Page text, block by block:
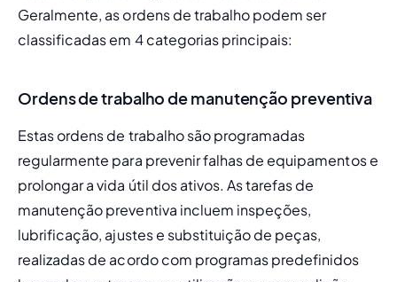
Geralmente, as ordens de trabalho podem ser
classificadas em 4 categorias principais:
Ordens de trabalho de manutenção preventiva
Estas ordens de trabalho são programadas
regularmente para prevenir falhas de equipamentos e
prolongar a vida útil dos ativos. As tarefas de
manutenção preventiva incluem inspeções,
lubrificação, ajustes e substituição de peças,
realizadas de acordo com programas predefinidos